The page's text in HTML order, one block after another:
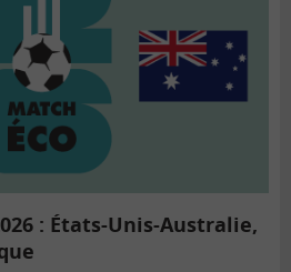
: États-Unis-Australie,